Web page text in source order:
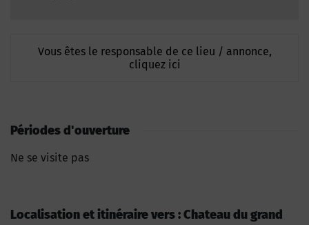
Vous êtes le responsable de ce lieu / annonce,
cliquez ici
Périodes d'ouverture
Ne se visite pas
Localisation et itinéraire vers : Chateau du grand